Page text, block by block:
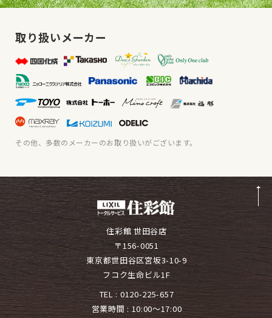
取り扱いメーカー
その他、多数のメーカーのお取り扱いがございます。
住彩館 世田谷店
〒156-0051
東京都世田谷区宮坂3-10-9
フコク生命ビル1F
TEL : 0120-225-657
営業時間 : 10:00～17:00